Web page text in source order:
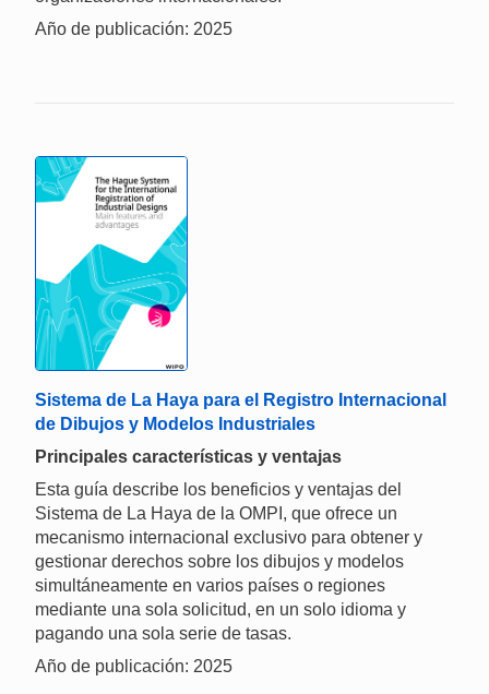
Año de publicación: 2025
Sistema de La Haya para el Registro Internacional
de Dibujos y Modelos Industriales
Principales características y ventajas
Esta guía describe los beneficios y ventajas del
Sistema de La Haya de la OMPI, que ofrece un
mecanismo internacional exclusivo para obtener y
gestionar derechos sobre los dibujos y modelos
simultáneamente en varios países o regiones
mediante una sola solicitud, en un solo idioma y
pagando una sola serie de tasas.
Año de publicación: 2025